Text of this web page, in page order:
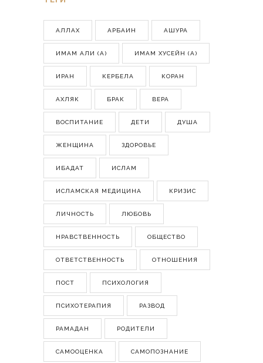
АЛЛАХ АРБАИН АШУРА
ИМАМ АЛИ (А) ИМАМ ХУСЕЙН (А)
ИРАН КЕРБЕЛА КОРАН
АХЛЯК БРАК ВЕРА
ВОСПИТАНИЕ ДЕТИ ДУША
ЖЕНЩИНА ЗДОРОВЬЕ
ИБАДАТ ИСЛАМ
ИСЛАМСКАЯ МЕДИЦИНА КРИЗИС
ЛИЧНОСТЬ ЛЮБОВЬ
НРАВСТВЕННОСТЬ ОБЩЕСТВО
ОТВЕТСТВЕННОСТЬ ОТНОШЕНИЯ
ПОСТ ПСИХОЛОГИЯ
ПСИХОТЕРАПИЯ РАЗВОД
РАМАДАН РОДИТЕЛИ
САМООЦЕНКА САМОПОЗНАНИЕ